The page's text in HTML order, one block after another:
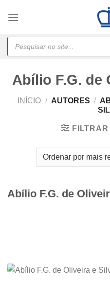
Products
search
Abílio F.G. de
INÍCIO / AUTORES /
Abílio F.G. de